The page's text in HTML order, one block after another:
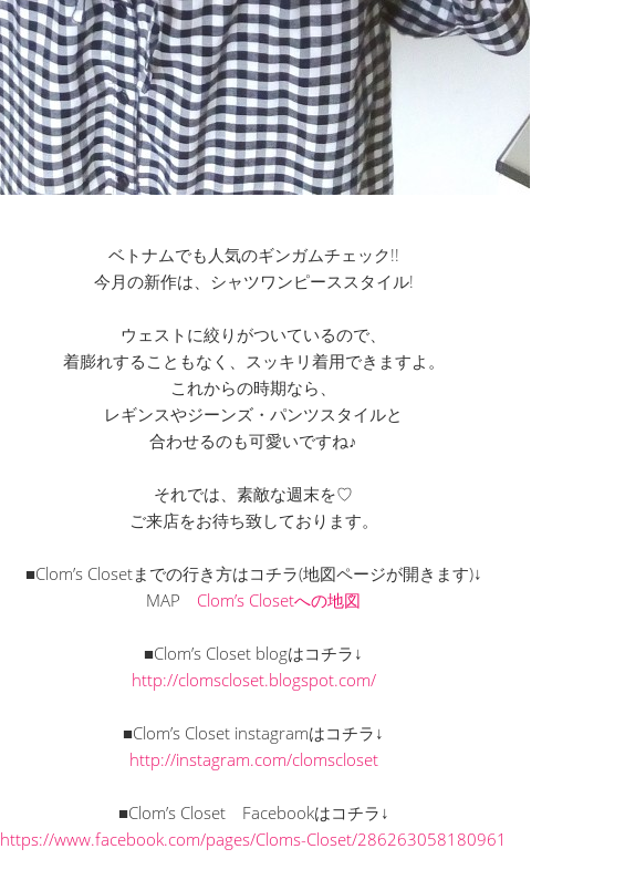
ベトナムでも人気のギンガムチェック!!
今月の新作は、シャツワンピーススタイル!
ウェストに絞りがついているので、
着膨れすることもなく、スッキリ着用できますよ。
これからの時期なら、
レギンスやジーンズ・パンツスタイルと
合わせるのも可愛いですね♪
それでは、素敵な週末を♡
ご来店をお待ち致しております。
■Clom’s Closetまでの行き方はコチラ(地図ページが開きます)↓
MAP Clom’s Closetへの地図
■Clom’s Closet blogはコチラ↓
http://clomscloset.blogspot.com/
■Clom’s Closet instagramはコチラ↓
http://instagram.com/clomscloset
■Clom’s Closet Facebookはコチラ↓
https://www.facebook.com/pages/Cloms-Closet/286263058180961